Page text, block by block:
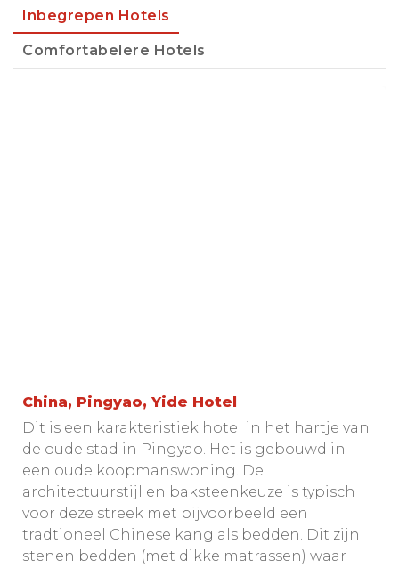
Inbegrepen Hotels
Comfortabelere Hotels
China, Pingyao, Yide Hotel
Dit is een karakteristiek hotel in het hartje van
de oude stad in Pingyao. Het is gebouwd in
een oude koopmanswoning. De
architectuurstijl en baksteenkeuze is typisch
voor deze streek met bijvoorbeeld een
tradtioneel Chinese kang als bedden. Dit zijn
stenen bedden (met dikke matrassen) waar